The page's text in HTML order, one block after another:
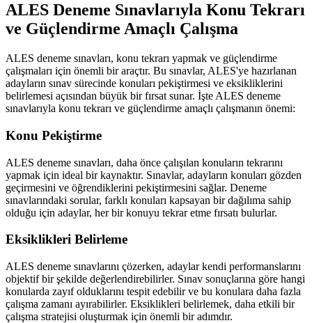
ALES Deneme Sınavlarıyla Konu Tekrarı
ve Güçlendirme Amaçlı Çalışma
ALES deneme sınavları, konu tekrarı yapmak ve güçlendirme
çalışmaları için önemli bir araçtır. Bu sınavlar, ALES'ye hazırlanan
adayların sınav sürecinde konuları pekiştirmesi ve eksikliklerini
belirlemesi açısından büyük bir fırsat sunar. İşte ALES deneme
sınavlarıyla konu tekrarı ve güçlendirme amaçlı çalışmanın önemi:
Konu Pekiştirme
ALES deneme sınavları, daha önce çalışılan konuların tekrarını
yapmak için ideal bir kaynaktır. Sınavlar, adayların konuları gözden
geçirmesini ve öğrendiklerini pekiştirmesini sağlar. Deneme
sınavlarındaki sorular, farklı konuları kapsayan bir dağılıma sahip
olduğu için adaylar, her bir konuyu tekrar etme fırsatı bulurlar.
Eksiklikleri Belirleme
ALES deneme sınavlarını çözerken, adaylar kendi performanslarını
objektif bir şekilde değerlendirebilirler. Sınav sonuçlarına göre hangi
konularda zayıf olduklarını tespit edebilir ve bu konulara daha fazla
çalışma zamanı ayırabilirler. Eksiklikleri belirlemek, daha etkili bir
çalışma stratejisi oluşturmak için önemli bir adımdır.